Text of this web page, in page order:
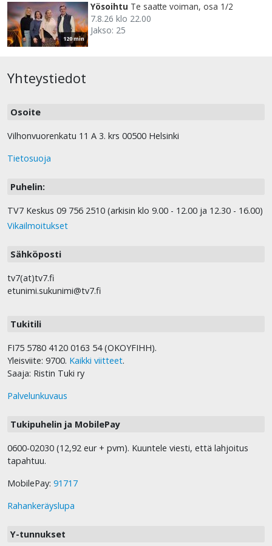
120 min
Yösoihtu Te saatte voiman, osa 1/2
7.8.26 klo 22.00
Jakso: 25
Yhteystiedot
Osoite
Vilhonvuorenkatu 11 A 3. krs 00500 Helsinki
Tietosuoja
Puhelin:
TV7 Keskus 09 756 2510 (arkisin klo 9.00 - 12.00 ja 12.30 - 16.00)
Vikailmoitukset
Sähköposti
tv7(at)tv7.fi
etunimi.sukunimi@tv7.fi
Tukitili
FI75 5780 4120 0163 54 (OKOYFIHH).
Yleisviite: 9700. Kaikki viitteet.
Saaja: Ristin Tuki ry
Palvelunkuvaus
Tukipuhelin ja MobilePay
0600-02030 (12,92 eur + pvm). Kuuntele viesti, että lahjoitus
tapahtuu.
MobilePay: 91717
Rahankeräyslupa
Y-tunnukset